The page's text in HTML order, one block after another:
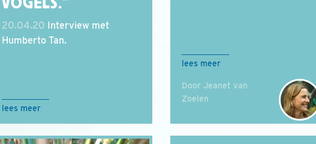
20.04.20 Interview met
Humberto Tan.
lees meer
lees meer
Door Jeanet van
Zoelen